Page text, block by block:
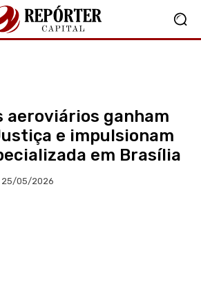
aeroviários ganham
e impulsionam
em Brasília
25/05/2026